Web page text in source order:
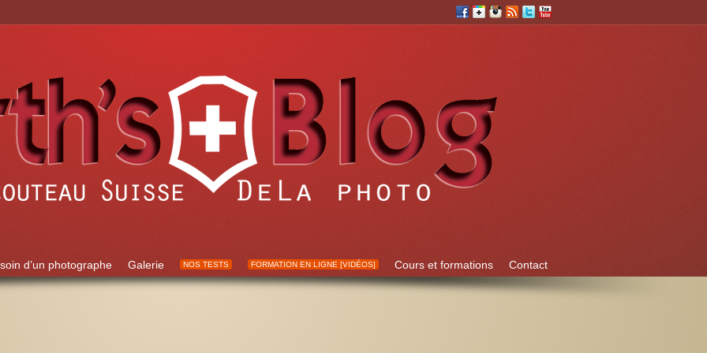
d’un photographe Galerie NOS TESTS FORMATION EN LIGNE [VIDÉOS] Cours et formations Contact